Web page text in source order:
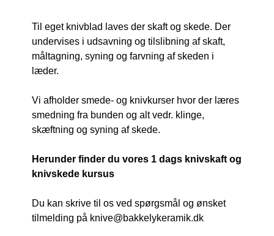
Til eget knivblad laves der skaft og skede. Der
undervises i udsavning og tilslibning af skaft,
måltagning, syning og farvning af skeden i
læder.
Vi afholder smede- og knivkurser hvor der læres
smedning fra bunden og alt vedr. klinge,
skæftning og syning af skede.
Herunder finder du vores 1 dags knivskaft og
knivskede kursus
Du kan skrive til os ved spørgsmål og ønsket
tilmelding på knive@bakkelykeramik.dk